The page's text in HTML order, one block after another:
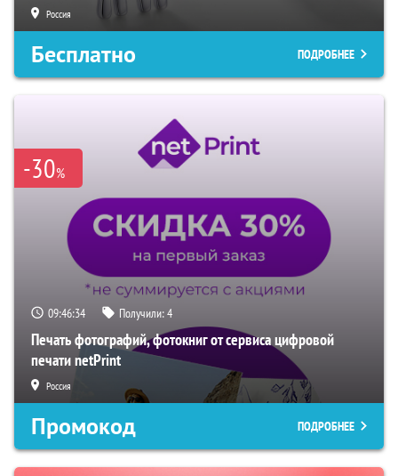
Россия
Бесплатно ПОДРОБНЕЕ
-30%
09:46:33 Получили:4
Печать фотографий, фотокниг от сервиса цифровой
печати netPrint
Россия
Промокод ПОДРОБНЕЕ